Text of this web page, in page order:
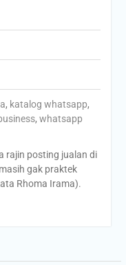
, katalog whatsapp,
,whatsapp
rajin posting jualan di
gak praktek
Rhoma Irama).